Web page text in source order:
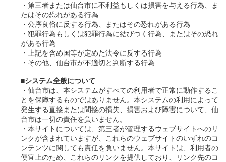
・第三者または仙台市に不利益もしくは損害を与える行為、ま
たはその恐れがある行為
・公序良俗に反する行為、またはその恐れがある行為
・犯罪行為もしくは犯罪行為に結びつく行為、またはその恐れ
がある行為
・上記を含め国等が定めた法令に反する行為
・その他、仙台市が不適切と判断する行為
■システム全般について
・仙台市は、本システムがすべての利用者で正常に動作するこ
とを保障するものではありません。本システムの利用によって
発生する直接または間接の損失、損害および障害について、仙
台市は一切の責任を負いません。
・本サイトについては、第三者が管理するウェブサイトへのリ
ンクが含まれていますが、これらのウェブサイトのいずれのコ
ンテンツに関しても責任を負いません。本サイトは、利用者の
便宜上のため、これらのリンクを提供しており、リンク先のコ